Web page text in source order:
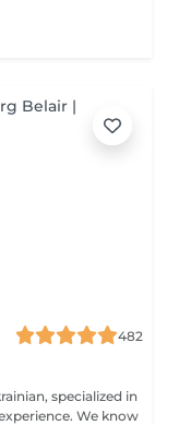
482
specialized in
We know